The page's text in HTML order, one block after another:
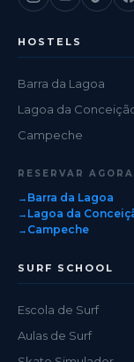
HOSTELS
Barra da Lagoa
Lagoa da
Campeche
RESERVAR AGORA
Barra da Lagoa
Lagoa da
Campeche
SURF SCHOOL
Escola de Surf
Aulas de Surf